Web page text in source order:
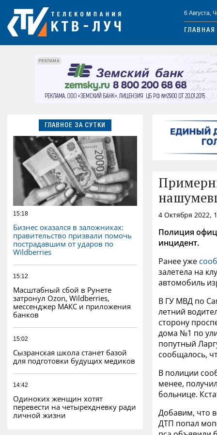
6 Августа,
ГЛАВНАЯ
РЕКЛАМА
ГЛАВНОЕ ЗА СУТКИ
15:18
Бизнес оказался в заложниках:
правительство призвали помочь
пострадавшим от ударов по
Wildberries
15:12
Масштабный сбой в Рунете
затронул Ozon, Wildberries,
мессенджер МАКС и приложения
банков
15:02
Сызранская школа станет базой
для подготовки будущих медиков
14:42
Одиноких женщин хотят
перевести на четырехдневку ради
личной жизни
4 Октября 2022,
Полиция
инцидент.
Ранее уже
залетела на
автомобиль
В ГУ МВД по
летний
сторону
дома №1 по
попутный
сообщалось,
В полиции
менее,
больнице.
Добавим, что
ДТП попал